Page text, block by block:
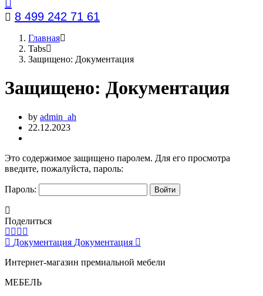
8 499 242 71 61
Главная
Tabs
Защищено: Документация
Защищено: Документация
by admin_ah
22.12.2023
Это содержимое защищено паролем. Для его просмотра
введите, пожалуйста, пароль:
Пароль:
Поделиться
Документация Документация
Интернет-магазин премиальной мебели
МЕБЕЛЬ